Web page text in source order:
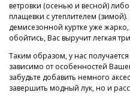
ветровки (осенью и весной)
плащевки с утеплителем
демисезонной куртке уже
обойтись, Вас выручит легкая
Таким образом, у нас
зависимо от особенностей
забудьте добавить немного
завершить модный лук, но и